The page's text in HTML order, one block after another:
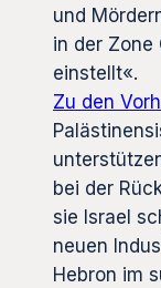
und
in der Zone
einstellt«.
Zu den
bei der
sie Israel
neuen
Hebron im